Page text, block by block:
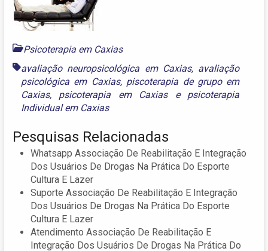
Psicoterapia em Caxias
avaliação neuropsicológica em Caxias, avaliação
psicológica em Caxias, piscoterapia de grupo em
Caxias, psicoterapia em Caxiase psicoterapia
Individual em Caxias
Pesquisas Relacionadas
Whatsapp Associação De Reabilitação E Integração
Dos Usuários De Drogas Na Prática Do Esporte
Cultura E Lazer
Suporte Associação De Reabilitação E Integração
Dos Usuários De Drogas Na Prática Do Esporte
Cultura E Lazer
Atendimento Associação De Reabilitação E
Integração Dos Usuários De Drogas Na Prática Do